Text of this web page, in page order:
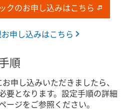
クのお申し込みはこちら
申し込みはこちら
順
申し込みいただきましたら、
要となります。設定手順の詳細
ージをご参照ください。